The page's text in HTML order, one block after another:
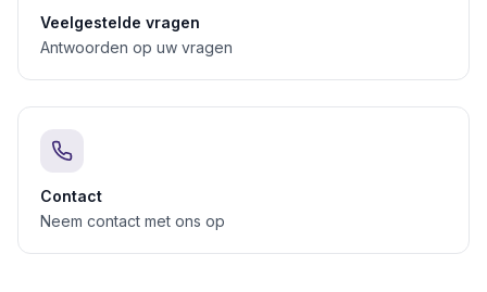
Veelgestelde vragen
Antwoorden op uw vragen
Contact
Neem contact met ons op